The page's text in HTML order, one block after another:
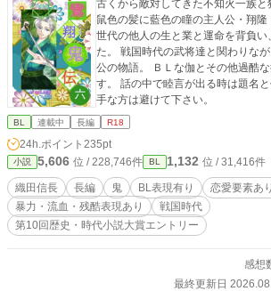
古くから敵対してきた不知火一族
鼠色の髪に藍色の瞳の主人公・翔
世代の他人の生と業と運命を背負
た。 戦国時代の武将達と関わりな
公の物語。 ＢＬな伽とその他過酷な描写、男女の関係が出ま
す。 話の中で睦言が出る時は題名
手な方は避けて下さい。
BL 連載中 長編 R18
24h.ポイント 235pt
小説 5,606 位 / 228,746件 BL 1,132 位 / 31,416件
織田信長 長編 鬼 BL表現有り 恋愛要素あり
暴力・流血・残酷表現あり
戦国時代
第10回歴史・時代小説大賞エントリー
感想
最終更新日